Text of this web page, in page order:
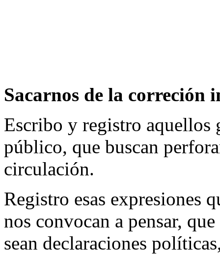
Sacarnos de la correción
Escribo y registro aquellos
público, que buscan
circulación.
Registro esas expresiones
nos convocan a pensar,
sean declaraciones